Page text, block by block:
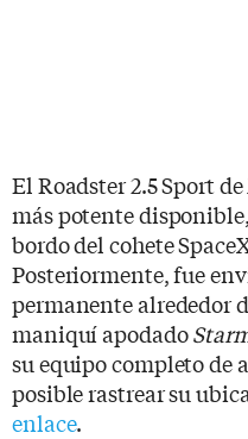
El Roadster 2.5 Sport
más potente disponible,
bordo del cohete
Posteriormente, fue
permanente alrededor
maniquí apodado
su equipo completo de
posible rastrear su
enlace.